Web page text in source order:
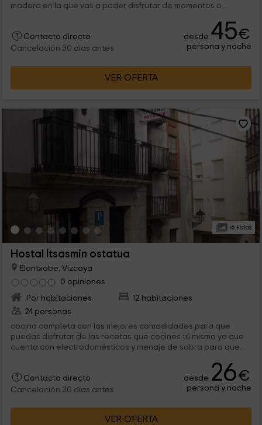
madera en la que vas a poder disfrutar de momentos o
Contacto directo
Cancelación 30 días antes
desde 45€
persona y noche
VER OFERTA
16 Fotos
Hostal Itsasmin ostatua
Elantxobe, Vizcaya
0 opiniones
Por habitaciones
12 habitaciones
24 personas
cocina completa con las mejores comodidades para que
puedas disfrutar de las recetas que cocines tú mismo ya que
cuenta con electrodomésticos y menaje de sobra para que
Contacto directo
Cancelación 30 días antes
desde 26€
persona y noche
VER OFERTA